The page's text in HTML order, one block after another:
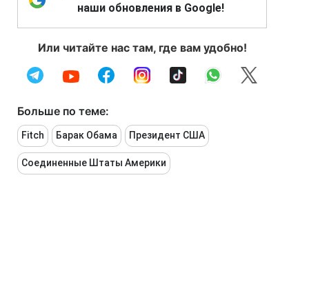
наши обновления в Google!
Или читайте нас там, где вам удобно!
Больше по теме:
Fitch Барак Обама Президент США
Соединенные Штаты Америки